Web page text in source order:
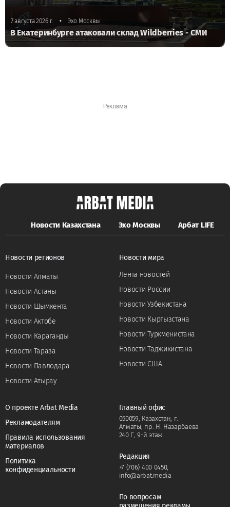
7 августа 2026 г. • Эхо Москвы
В Екатеринбурге атаковали склад Wildberries - СМИ
Новости Казахстана Эхо Москвы Арбат LIFE
Новости регионов
Новости Алматы
Новости Астаны
Новости Шымкента
Новости Актобе
Новости Караганды
Новости Тараза
Новости Павлодара
Новости Атырау
Новости мира
Лента новостей
Новости России
Новости Узбекистана
Новости Кыргызстана
Новости Туркменистана
Новости Таджикистана
Новости США
О проекте Arbat Media
Рекламодателям
Правила использования
материалов
Политика
конфиденциальности
Главный офис
050059, Казахстан, г.
Алматы, пр. Н. Назарбаева
240 Г, 9-й этаж.
Редакция
+7 (706) 400 0450,
info@arbat.media
По вопросам